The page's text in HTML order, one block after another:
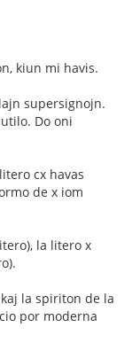
kiun mi havis.
supersignojn.
Do oni
cx havas
de x iom
la litero x
la spiriton de la
por moderna